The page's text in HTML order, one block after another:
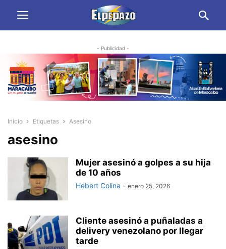
- Publicidad -
Inicio Etiquetas Asesino
asesino
Mujer asesinó a golpes a su hija
de 10 años
Hebert Colina - enero 25, 2026
Cliente asesinó a puñaladas a
delivery venezolano por llegar
tarde